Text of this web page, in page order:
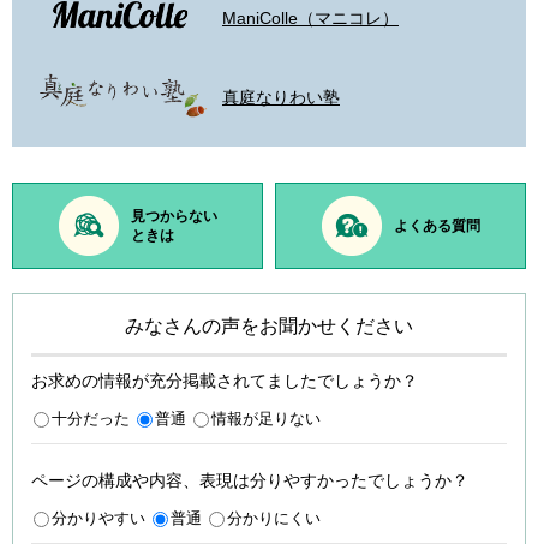
ManiColle（マニコレ）
真庭なりわい塾
見つからない
ときは
よくある質問
みなさんの声をお聞かせください
お求めの情報が充分掲載されてましたでしょうか？
十分だった 普通 情報が足りない
ページの構成や内容、表現は分りやすかったでしょうか？
分かりやすい 普通 分かりにくい